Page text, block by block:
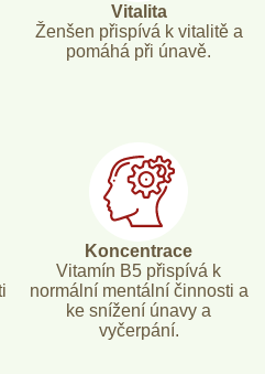
Vitalita
Ženšen přispívá k vitalitě a
pomáhá při únavě.
Koncentrace
Vitamín B5 přispívá k
normální mentální činnosti a
ke snížení únavy a
vyčerpání.